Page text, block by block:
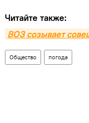
Читайте также:
ВОЗ созывает
Общество погода